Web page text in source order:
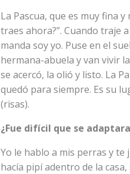
La Pascua, que es muy fina
traes ahora?”. Cuando traje
manda soy yo. Puse en el
hermana-abuela y van vivir
se acercó, la olió y listo. La
quedó para siempre. Es su
(risas).
¿Fue difícil que se
Yo le hablo a mis perras y te
hacía pipí adentro de la